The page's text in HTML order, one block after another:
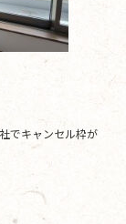
でキャンセル枠が